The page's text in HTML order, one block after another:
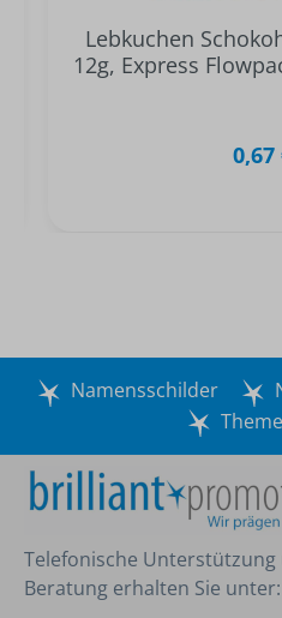
Lebkuchen
12g, Express
Namensschilder
Telefonische Unterstützung
Beratung erhalten Sie unter: